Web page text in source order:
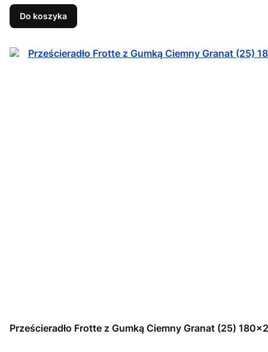
Do koszyka
Prześcieradło Frotte z Gumką Ciemny Granat (25)